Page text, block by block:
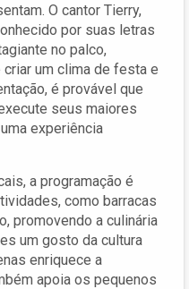
O cantor Tierry,
por suas letras
no palco,
um clima de festa e
é provável que
seus maiores
experiência
a programação é
como barracas
promovendo a culinária
um gosto da cultura
enriquece a
apoia os pequenos